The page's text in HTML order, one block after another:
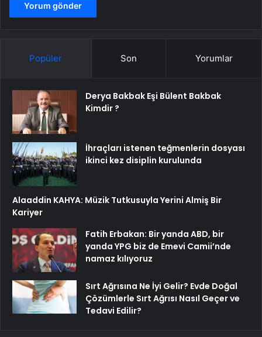
Popüler Son Yorumlar
Derya Bakbak Eşi Bülent Bakbak
Kimdir ?
İhraçları istenen teğmenlerin dosyası
ikinci kez disiplin kurulunda
Alaaddin KAHYA: Müzik Tutkusuyla Yerini Almiş Bir
Kariyer
Fatih Erbakan: Bir yanda ABD, bir
yanda YPG biz de Emevi Camii’nde
namaz kılıyoruz
Sırt Ağrısına Ne İyi Gelir? Evde Doğal
Çözümlerle Sırt Ağrısı Nasıl Geçer ve
Tedavi Edilir?